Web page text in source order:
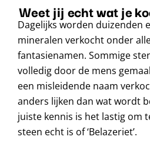
Weet jij echt wat je
Dagelijks worden duizenden
mineralen verkocht onder
fantasienamen. Sommige
volledig door de mens
een misleidende naam
anders lijken dan wat wordt
juiste kennis is het lastig om
steen echt is of ‘Belazeriet’.